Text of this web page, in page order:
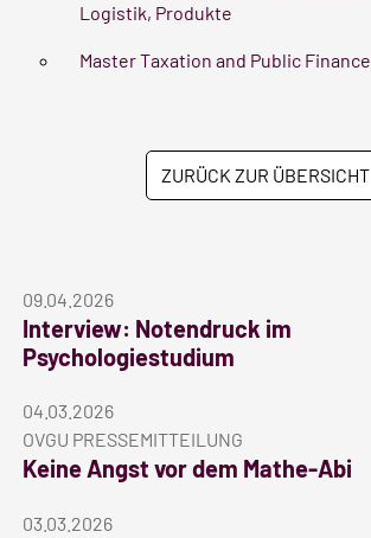
Logistik, Produkte
Master Taxation and Public Finance
ZURÜCK ZUR ÜBERSICHT
09.04.2026
Interview: Notendruck im
Psychologiestudium
04.03.2026
OVGU PRESSEMITTEILUNG
Keine Angst vor dem Mathe-Abi
03.03.2026